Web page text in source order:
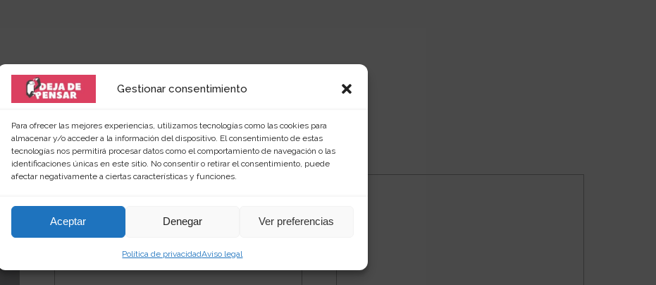
Gestionar consentimiento
Para ofrecer las mejores experiencias, utilizamos tecnologías como las cookies para
almacenar y/o acceder a la información del dispositivo. El consentimiento de estas
tecnologías nos permitirá procesar datos como el comportamiento de navegación o las
identificaciones únicas en este sitio. No consentir o retirar el consentimiento, puede
afectar negativamente a ciertas características y funciones.
Aceptar Denegar Ver preferencias
Política de privacidadAviso legal